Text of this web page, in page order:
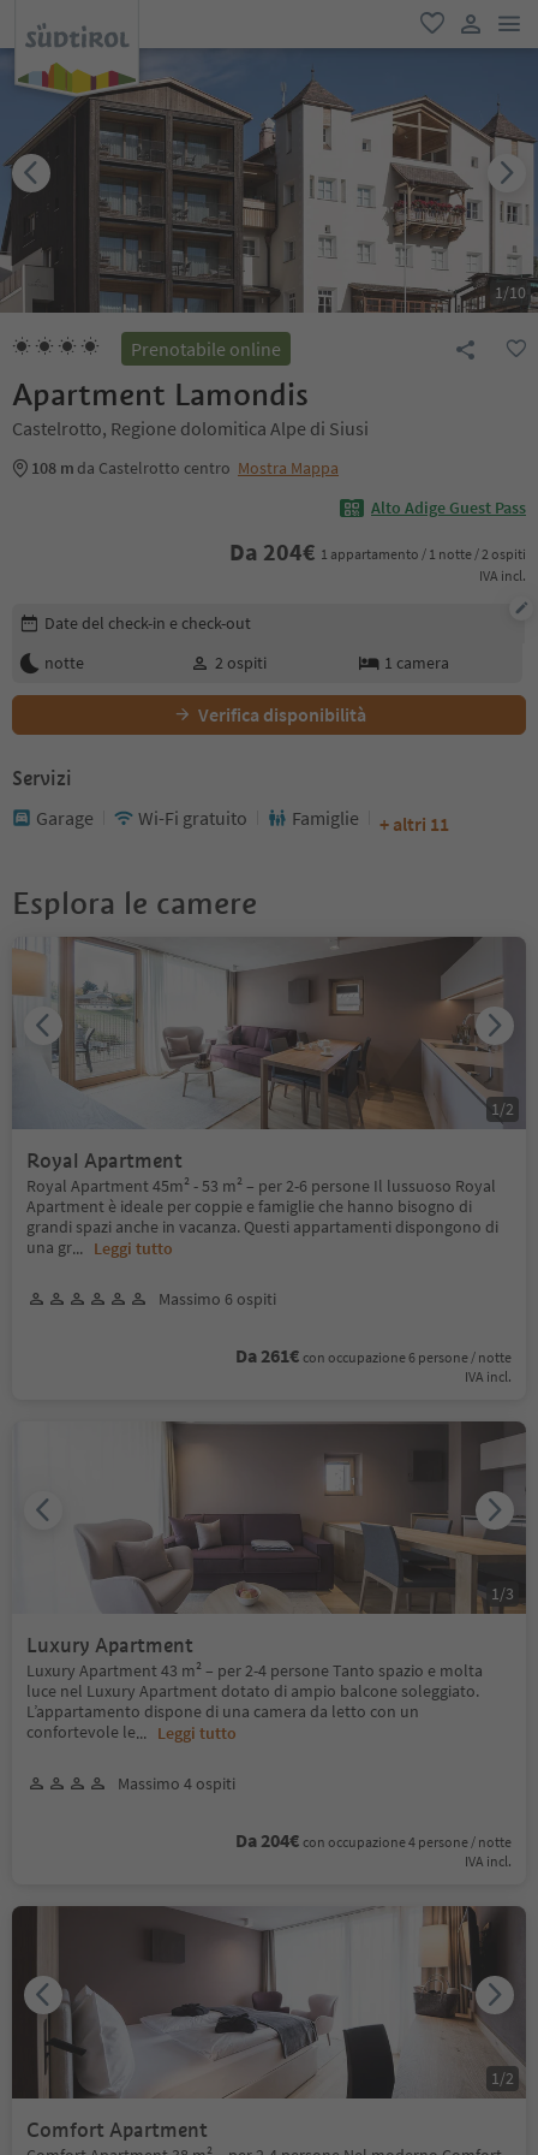
favoriti
user link
1/10
Prenotabile online
Apartment Lamondis
Castelrotto, Regione dolomitica Alpe di Siusi
108 m da Castelrotto centro Mostra Mappa
Alto Adige Guest Pass
Da 204€ 1 appartamento / 1 notte / 2 ospiti
IVA incl.
Modifica i dettagli della prenotazione
Date del check-in e check-out
notte
2 ospiti 1 camera
Verifica disponibilità
Servizi
Garage Wi-Fi gratuito Famiglie + altri 11
Esplora le camere
Royal Apartment
Royal Apartment 45m² - 53 m² – per 2-6 persone Il lussuoso Royal
Apartment è ideale per coppie e famiglie che hanno bisogno di
grandi spazi anche in vacanza. Questi appartamenti dispongono di
una gr... Leggi tutto
Massimo 6 ospiti
Da 261€ con occupazione 6 persone / notte
IVA incl.
1 /2
Luxury Apartment
Luxury Apartment 43 m² – per 2-4 persone Tanto spazio e molta
luce nel Luxury Apartment dotato di ampio balcone soleggiato.
L’appartamento dispone di una camera da letto con un
confortevole le... Leggi tutto
Massimo 4 ospiti
Da 204€ con occupazione 4 persone / notte
IVA incl.
1/3
Comfort Apartment
1 /2